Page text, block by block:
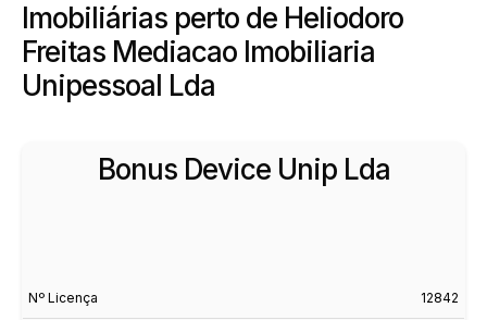
Imobiliárias perto de Heliodoro
Freitas Mediacao Imobiliaria
Unipessoal Lda
Bonus Device Unip Lda
Nº Licença 12842